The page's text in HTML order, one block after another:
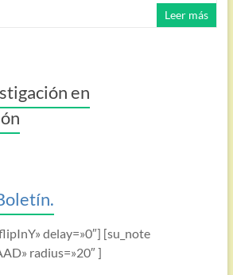
Leer más
en
delay=»0″] [su_note
radius=»20″ ]